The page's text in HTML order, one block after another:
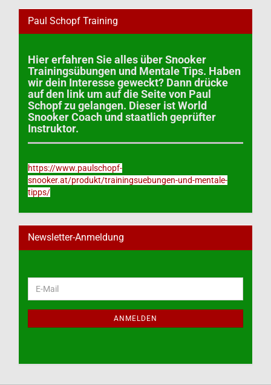
Paul Schopf Training
Hier erfahren Sie alles über Snooker
Trainingsübungen und Mentale Tips. Haben
wir dein Interesse geweckt? Dann drücke
auf den link um auf die Seite von Paul
Schopf zu gelangen. Dieser ist World
Snooker Coach und staatlich geprüfter
Instruktor.
https://www.paulschopf-
snooker.at/produkt/trainingsuebungen-und-mentale-
tipps/
Newsletter-Anmeldung
ZUR
E-
Mail
ANMELDEN